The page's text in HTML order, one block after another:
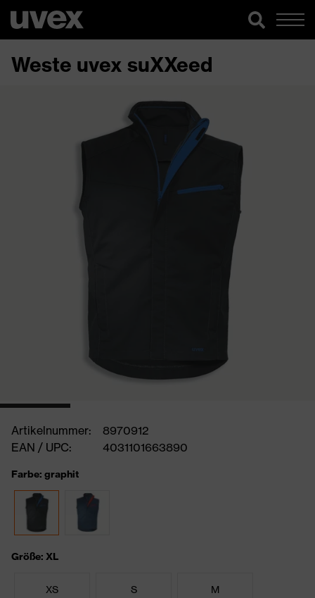
Weste uvex suXXeed
Artikelnummer:
8970912
EAN / UPC:
4031101663890
Farbe: graphit
Größe: XL
XS S M